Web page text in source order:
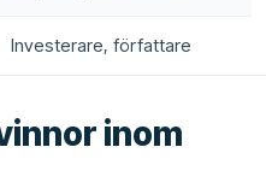
Investerare, författare
inom